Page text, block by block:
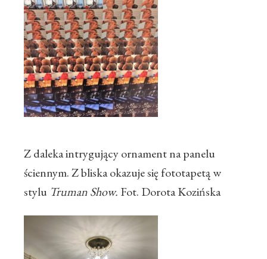
Z daleka intrygujący ornament na panelu
ściennym. Z bliska okazuje się fototapetą w
stylu Truman Show. Fot. Dorota Kozińska